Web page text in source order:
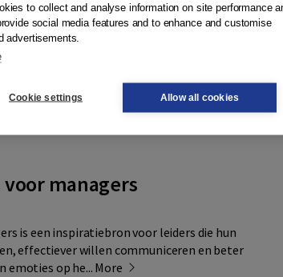
23,95 Add to cart
managers
is een inspiratiebron voor leiders die hun
effectiever willen communiceren en beter
emoties op he... More
to collect and analyse information on site performance
social media features and to enhance and customise
advertisements.
Cookie settings Allow all cookies